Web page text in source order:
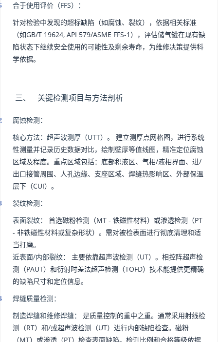
合于使用评价（FFS）：
针对检验中发现的超标缺陷（如腐蚀、裂纹），依据相关标准
（如GB/T 19624, API 579/ASME FFS-1），评估储气罐在现有缺
陷状态下继续安全使用的可能性及剩余寿命，为维修决策提供科
学依据。
三、 关键检测项目与方法剖析
腐蚀检测：
核心方法：超声波测厚（UTT）。
建立测厚点网格图，进行系统
性测量并记录历史数据对比，绘制壁厚等值线图，精准定位腐蚀
区域及程度。重点区域包括：底部积液区、气相/液相界面、进/
出口接管周围、人孔边缘、支座区域、焊缝热影响区、外部保温
层下（CUI）。
裂纹检测：
表面裂纹：
首选磁粉检测（MT - 铁磁性材料）或渗透检测（PT
- 非铁磁性材料或复杂形状）。需对被检表面进行彻底清理和适
当打磨。
近表面/内部裂纹：
主要依靠超声波检测（UT）。相控阵超声检
测（PAUT）和衍射时差法超声检测（TOFD）技术能提供更精确
的缺陷尺寸和定位信息。
焊缝质量检测：
制造焊缝和维修焊缝：
是质量控制的重中之重。通常采用射线检
测（RT）和/或超声波检测（UT）进行内部缺陷检查。磁粉
（MT）或渗透（PT）检查表面缺陷。检测比例和合格等级依据